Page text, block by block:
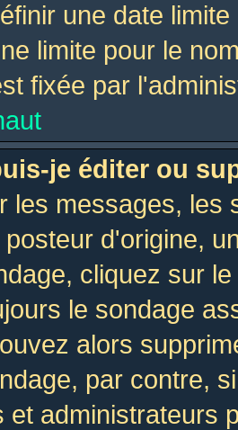
une date
limite pour le
fixée par
je éditer ou
les messages, les
d'origine,
cliquez sur
le sondage
alors
par contre,
et administrateurs